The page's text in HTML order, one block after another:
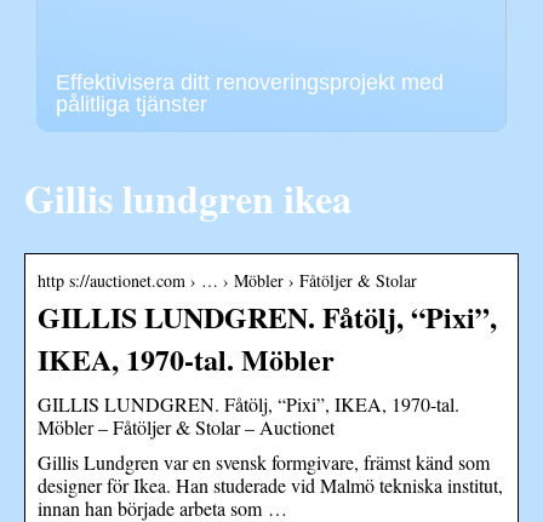
Effektivisera ditt renoveringsprojekt med
pålitliga tjänster
Gillis lundgren ikea
http s://auctionet.com › … › Möbler › Fåtöljer & Stolar
GILLIS LUNDGREN. Fåtölj, “Pixi”,
IKEA, 1970-tal. Möbler
GILLIS LUNDGREN. Fåtölj, “Pixi”, IKEA, 1970-tal.
Möbler – Fåtöljer & Stolar – Auctionet
Gillis Lundgren var en svensk formgivare, främst känd som
designer för Ikea. Han studerade vid Malmö tekniska institut,
innan han började arbeta som …